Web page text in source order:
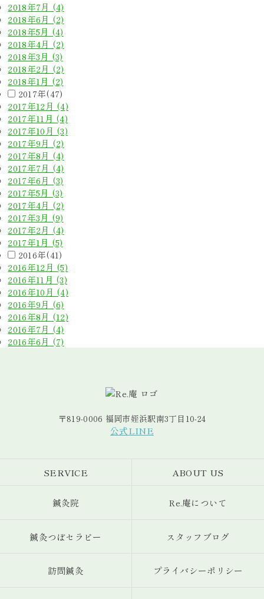
2018年7月 (4)
2018年6月 (2)
2018年5月 (4)
2018年4月 (2)
2018年3月 (3)
2018年2月 (2)
2018年1月 (2)
2017年(47)
2017年12月 (4)
2017年11月 (4)
2017年10月 (3)
2017年9月 (2)
2017年8月 (4)
2017年7月 (4)
2017年6月 (3)
2017年5月 (3)
2017年4月 (2)
2017年3月 (9)
2017年2月 (4)
2017年1月 (5)
2016年(41)
2016年12月 (5)
2016年11月 (3)
2016年10月 (4)
2016年9月 (6)
2016年8月 (12)
2016年7月 (4)
2016年6月 (7)
〒819-0006 福岡市姪浜駅南3丁目10-24
公式LINE
SERVICE
鍼灸院
鍼灸つぼセラピー
訪問鍼灸
ABOUT US
Re.庵について
スタッフブログ
プライバシーポリシー